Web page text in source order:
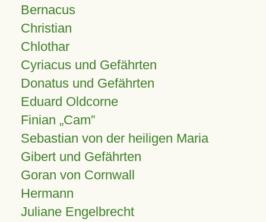
Bernacus
Christian
Chlothar
Cyriacus und Gefährten
Donatus und Gefährten
Eduard Oldcorne
Finian Cam
Sebastian von der heiligen Maria
Gibert und Gefährten
Goran von Cornwall
Hermann
Juliane Engelbrecht